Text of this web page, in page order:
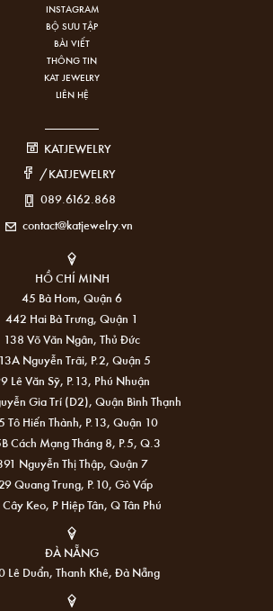
INSTAGRAM
BỘ SƯU TẬP
BÀI VIẾT
THÔNG TIN
KAT JEWELRY
LIÊN HỆ
KATJEWELRY
/KATJEWELRY
089.6162.868
contact@katjewelry.vn
HỒ CHÍ MINH
45 Bà Hom, Quận 6
442 Hai Bà Trưng, Quận 1
138 Võ Văn Ngân, Thủ Đức
Nguyễn Trãi, P.2, Quận 5
Lê Văn Sỹ, P.13, Phú Nhuận
Gia Trí (D2), Quận Bình Thạnh
Tô Hiến Thành, P.13, Quận 10
Cách Mạng Tháng 8, P.5, Q.3
Nguyễn Thị Thập, Quận 7
Quang Trung, P.10, Gò Vấp
Cây Keo, P Hiệp Tân, Q Tân Phú
ĐÀ NẴNG
Lê Duẩn, Thanh Khê, Đà Nẵng